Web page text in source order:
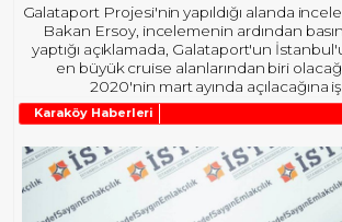
Galataport Projesi'nin yapıldığı alanda
Bakan Ersoy, incelemenin ardından
yaptığı açıklamada, Galataport'un
en büyük cruise alanlarından biri
2020'nin mart ayında açılacağına
Karaköy Haberleri